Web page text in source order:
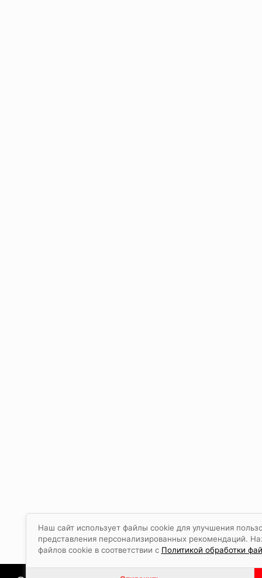
Наш сайт использует файлы cookie для улучшения
представления персонализированных рекомендаций.
файлов cookie в соответствии с Политикой обработки